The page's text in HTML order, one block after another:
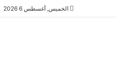
الخميس, أغسطس 6 2026